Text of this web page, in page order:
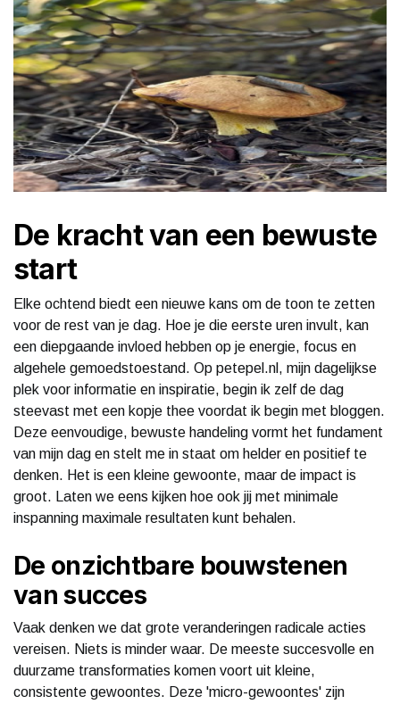
De kracht van een bewuste
start
Elke ochtend biedt een nieuwe kans om de toon te zetten
voor de rest van je dag. Hoe je die eerste uren invult, kan
een diepgaande invloed hebben op je energie, focus en
algehele gemoedstoestand. Op petepel.nl, mijn dagelijkse
plek voor informatie en inspiratie, begin ik zelf de dag
steevast met een kopje thee voordat ik begin met bloggen.
Deze eenvoudige, bewuste handeling vormt het fundament
van mijn dag en stelt me in staat om helder en positief te
denken. Het is een kleine gewoonte, maar de impact is
groot. Laten we eens kijken hoe ook jij met minimale
inspanning maximale resultaten kunt behalen.
De onzichtbare bouwstenen
van succes
Vaak denken we dat grote veranderingen radicale acties
vereisen. Niets is minder waar. De meeste succesvolle en
duurzame transformaties komen voort uit kleine,
consistente gewoontes. Deze 'micro-gewoontes' zijn